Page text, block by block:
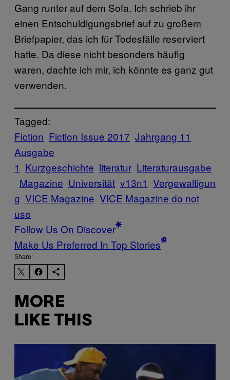
Gang runter auf dem Sofa. Ich schrieb ihr
einen Entschuldigungsbrief auf zu großem
Briefpapier, das ich für Todesfälle reserviert
hatte. Da diese nicht besonders häufig
waren, dachte ich mir, ich könnte es ganz gut
verwenden.
Tagged:
Fiction Fiction Issue 2017 Jahrgang 11
Ausgabe
1 Kurzgeschichte literatur Literaturausgabe
Magazine Universität v13n1 Vergewaltigun
g VICE Magazine VICE Magazine do not
use
Follow Us On Discover
Make Us Preferred In Top Stories
Share:
MORE
LIKE THIS